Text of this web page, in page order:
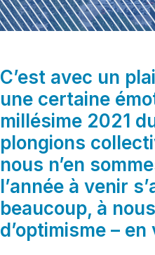
C’est avec un
une certaine
millésime 2021
plongions
nous n’en
l’année à venir
beaucoup, à
d’optimisme –